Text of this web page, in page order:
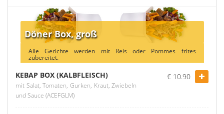
Döner Box, groß
Alle Gerichte werden mit Reis oder Pommes frites
zubereitet.
KEBAP BOX (KALBFLEISCH)
mit Salat, Tomaten, Gurken, Kraut, Zwiebeln
und Sauce (ACEFGLM)
€ 10.90